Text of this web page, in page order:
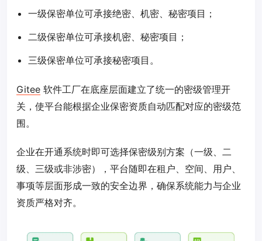
一级保密单位可承接绝密、机密、秘密项目；
二级保密单位可承接机密、秘密项目；
三级保密单位可承接秘密项目。
Gitee 软件工厂在底座层面建立了统一的密级管理开
关，使平台能根据企业保密资质自动匹配对应的密级范
围。
企业在开通系统时即可选择保密级别方案（一级、二
级、三级或非涉密），平台随即在租户、空间、用户、
事项等层面形成一致的安全边界，确保系统能力与企业
资质严格对齐。